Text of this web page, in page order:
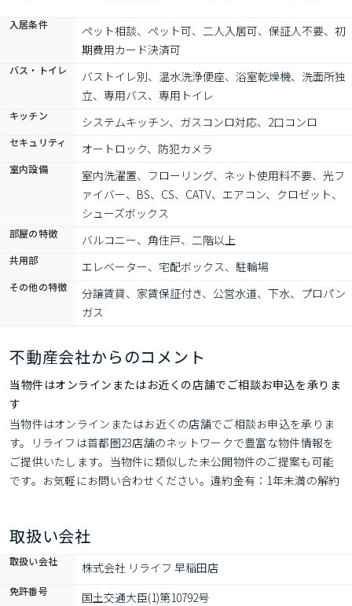
入居条件
ペット相談、ペット可、二人入居可、保証人不要、初
期費用カード決済可
バス・トイレ
バストイレ別、温水洗浄便座、浴室乾燥機、洗面所独
立、専用バス、専用トイレ
キッチン システムキッチン、ガスコンロ対応、2口コンロ
セキュリティ オートロック、防犯カメラ
室内設備
室内洗濯置、フローリング、ネット使用料不要、光フ
ァイバー、BS、CS、CATV、エアコン、クロゼット、
シューズボックス
部屋の特徴 バルコニー、角住戸、二階以上
共用部 エレベーター、宅配ボックス、駐輪場
その他の特徴
分譲賃貸、家賃保証付き、公営水道、下水、プロパン
ガス
不動産会社からのコメント
当物件はオンラインまたはお近くの店舗でご相談お申込を承りま
す
当物件はオンラインまたはお近くの店舗でご相談お申込を承りま
す。リライフは首都圏23店舗のネットワークで豊富な物件情報を
ご提供いたします。当物件に類似した未公開物件のご提案も可能
です。お気軽にお問い合わせください。違約金有：1年未満の解約
取扱い会社
取扱い会社 株式会社 リライフ 早稲田店
免許番号 国土交通大臣(1)第10792号